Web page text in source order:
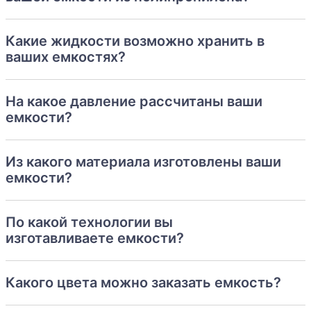
Какие жидкости возможно хранить в
ваших емкостях?
На какое давление рассчитаны ваши
емкости?
Из какого материала изготовлены ваши
емкости?
По какой технологии вы
изготавливаете емкости?
Какого цвета можно заказать емкость?